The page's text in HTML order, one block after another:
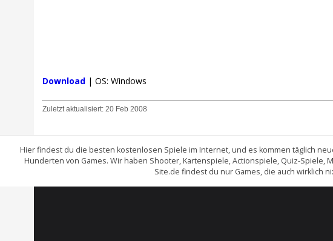
Download | OS: Windows
Zuletzt aktualisiert: 20 Feb 2008
Hier findest du die besten kostenlosen Spiele im Internet, und es kommen täglich
Hunderten von Games. Wir haben Shooter, Kartenspiele, Actionspiele, Quiz-Spiele,
Site.de findest du nur Games, die auch wirklich